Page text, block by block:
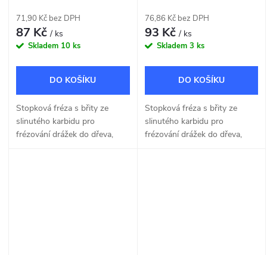
71,90 Kč bez DPH
87 Kč/ ks
Skladem 10 ks
DO KOŠÍKU
Stopková fréza s břity ze
slinutého karbidu pro
frézování drážek do dřeva,
76,86 Kč bez DPH
93 Kč/ ks
Skladem 3 ks
DO KOŠÍKU
Stopková fréza s břity ze
slinutého karbidu pro
frézování drážek do dřeva,